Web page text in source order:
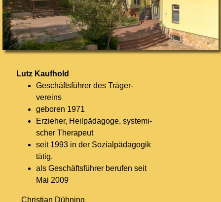
Lutz Kaufhold
Geschäftsführer des Träger­
vereins
geboren 1971
Erzieher, Heilpädagoge, systemi­
scher Therapeut
seit 1993 in der Sozialpädagogik
tätig.
als Geschäftsführer berufen seit
Mai 2009
Christian Dühning